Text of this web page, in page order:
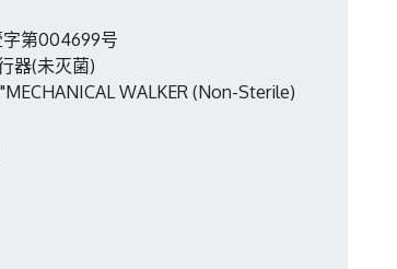
第004699号
器(未灭菌)
WALKER (Non-Sterile)